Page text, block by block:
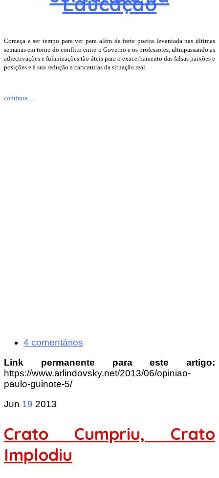
Começa a ser tempo para ver para além da forte poeira levantada nas últimas
semanas em torno do conflito entre o Governo e os professores, ultrapassando as
adjectivações e fulanizações tão úteis para o exacerbamento das falsas paixões e
posições e à sua redução a caricaturas da situação real.
continua
4 comentários
Link permanente para este artigo:
https://www.arlindovsky.net/2013/06/opiniao-
paulo-guinote-5/
Jun 19 2013
Crato Cumpriu, Crato
Implodiu